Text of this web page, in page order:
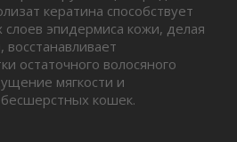
кератина способствует
эпидермиса кожи, делая
остаточного волосяного
мягкости и
кошек.